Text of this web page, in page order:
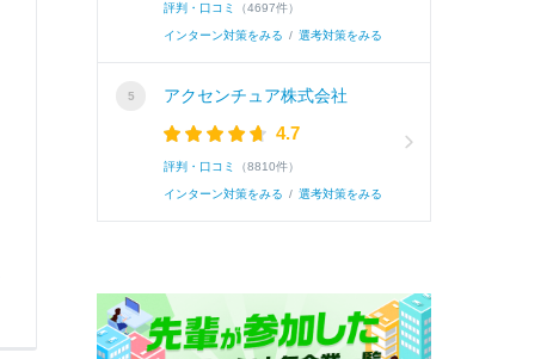
評判・口コミ （4697件）
インターン対策をみる / 選考対策をみる
アクセンチュア株式会社
4.7
評判・口コミ （8810件）
インターン対策をみる / 選考対策をみる